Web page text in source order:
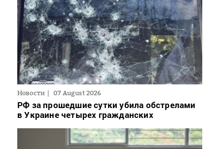
Новости 07 August 2026
РФ за прошедшие сутки убила обстрелами
в Украине четырех гражданских